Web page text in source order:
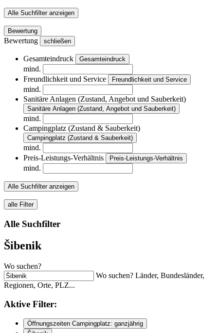
Alle Suchfilter anzeigen
Bewertung
Bewertung schließen
Gesamteindruck Gesamteindruck
mind.
Freundlichkeit und Service
Freundlichkeit und Service
mind.
Sanitäre Anlagen (Zustand, Angebot und Sauberkeit)
Sanitäre Anlagen (Zustand, Angebot und Sauberkeit)
mind.
Campingplatz (Zustand & Sauberkeit)
Campingplatz (Zustand & Sauberkeit)
mind.
Preis-Leistungs-Verhältnis
Preis-Leistungs-Verhältnis
mind.
Alle Suchfilter anzeigen
alle Filter
Alle Suchfilter
Šibenik
Wo suchen?
Wo suchen? Länder, Bundesländer,
Regionen, Orte, PLZ...
Aktive Filter:
Öffnungszeiten Campingplatz: ganzjährig